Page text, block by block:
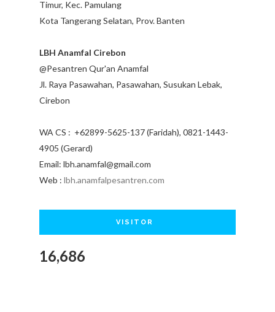
Timur, Kec. Pamulang
Kota Tangerang Selatan, Prov. Banten
LBH Anamfal Cirebon
@Pesantren Qur'an Anamfal
Jl. Raya Pasawahan, Pasawahan, Susukan Lebak,
Cirebon
WA CS : +62899-5625-137 (Faridah), 0821-1443-
4905 (Gerard)
Email: lbh.anamfal@gmail.com
Web : lbh.anamfalpesantren.com
VISITOR
16,686